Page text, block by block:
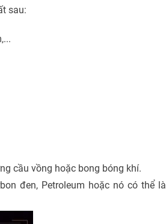
sau:
cầu vồng hoặc bong bóng khí.
đen, Petroleum hoặc nó có thể là